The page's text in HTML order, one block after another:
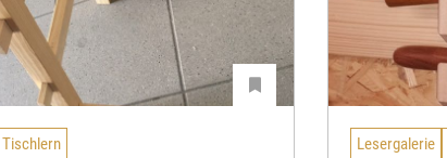
Tischlern Lesergalerie